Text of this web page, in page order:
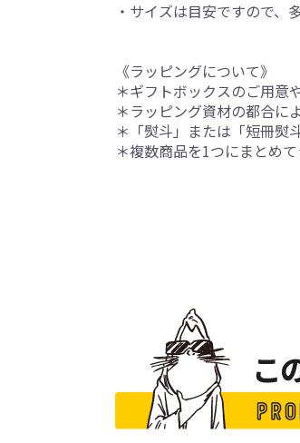
・サイズは目安ですので、
《ラッピングについて》
＊ギフトボックスのご用意
＊ラッピング資材の都合に
＊「熨斗」または「短冊熨
＊複数商品を1つにまとめ